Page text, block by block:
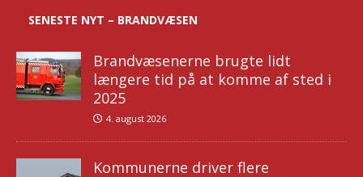
SENESTE NYT – BRANDVÆSEN
Brandvæsenerne brugte lidt
længere tid på at komme af sted i
2025
4. august 2026
Kommunerne driver flere